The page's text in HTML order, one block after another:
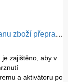
Jak máte zajištěnou ochranu zboží přepravovaného v mrazech
je zajištěno, aby v
a aktivátoru po